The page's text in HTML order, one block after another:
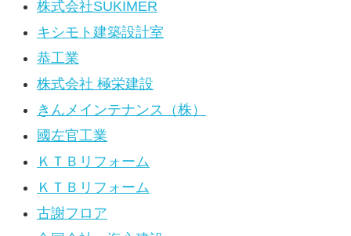
株式会社SUKIMER
キシモト建築設計室
恭工業
株式会社 極栄建設
きんメインテナンス（株）
國左官工業
ＫＴＢリフォーム
ＫＴＢリフォーム
古謝フロア